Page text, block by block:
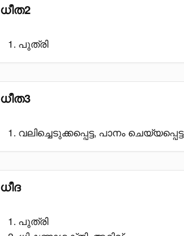
ധീത2
പുത്രി
ധീത3
വലിച്ചെടുക്കപ്പെട്ട, പാനം ചെയ്യപ്പെട്ട
ധീദ
പുത്രി